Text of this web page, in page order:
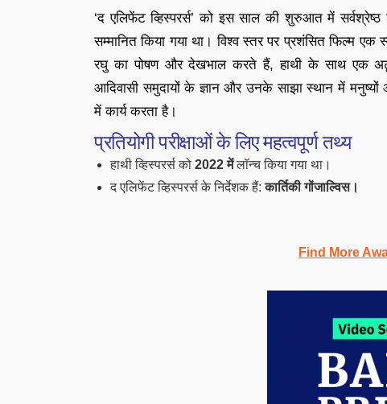
‘द एलिफेंट व्हिस्परर्स’ को इस साल की शुरुआत में
सम्मानित किया गया था। विश्व स्तर पर प्रशंसित फिल्म एक
रघु का पोषण और देखभाल करते हैं, हाथी के साथ एक
आदिवासी समुदायों के ज्ञान और उनके साझा स्थान में
में कार्य करता है।
प्रतियोगी परीक्षाओं के लिए महत्वपूर्ण तथ्य
हाथी व्हिस्परर्स को 2022 मेंलॉन्च किया गया था।
द एलिफेंट व्हिस्परर्स के निर्देशक हैं:कार्तिकी गोंजाल्विस।
Find More